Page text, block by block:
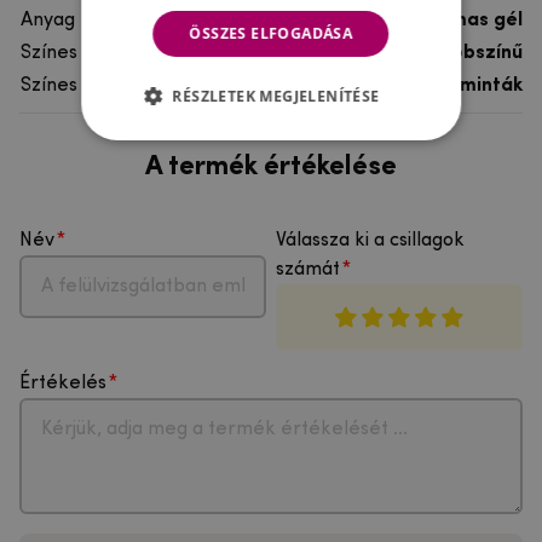
Anyag
rugalmas gél
Színes
többszínű
Színes motívum
Egyéb minták
A termék értékelése
Név
Válassza ki a csillagok
számát
Értékelés
ÖSSZES ELFOGADÁSA
RÉSZLETEK MEGJELENÍTÉSE